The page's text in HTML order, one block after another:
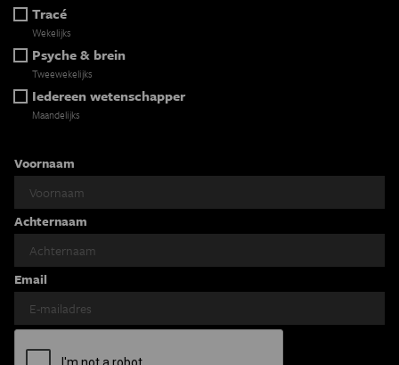
Tracé
Wekelijks
Psyche & brein
Tweewekelijks
Iedereen wetenschapper
Maandelijks
Voornaam
Achternaam
Email